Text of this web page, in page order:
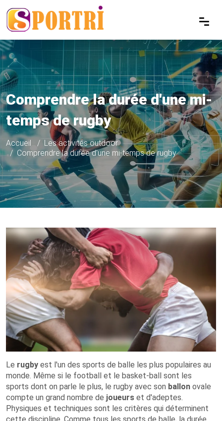
Comprendre la durée d'une mi-
temps de rugby
Accueil
Les activités outdoor
Comprendre la durée d'une mi-temps de rugby
Le rugby est l'un des sports de balle les plus populaires au
monde. Même si le football et le basket-ball sont les
sports dont on parle le plus, le rugby avec son ballon ovale
compte un grand nombre de joueurs et d'adeptes.
Physiques et techniques sont les critères qui déterminent